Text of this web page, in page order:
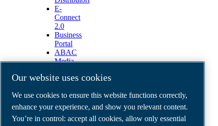
E-
Connect
2.0
Business
Portal
ABAC
Media
Legal & Privacy Notices
Order return form
Order claim form
Our website uses cookies
We use cookies to ensure this website functions correctly,
enhance your experience, and show you relevant content.
You’re in control: accept all cookies, allow only essential